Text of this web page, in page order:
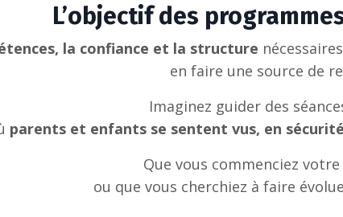
L’objectif des
la confiance et la structure
en faire une source de
Imaginez guider des
parents et enfants se sentent vus, en
Que vous commenciez
ou que vous cherchiez à faire